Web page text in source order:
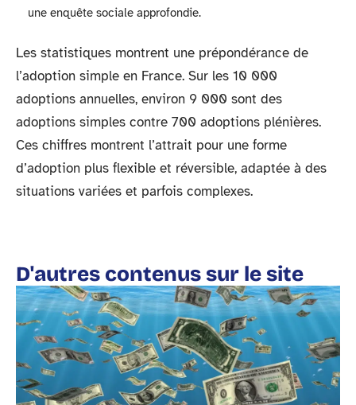
une enquête sociale approfondie.
Les statistiques montrent une prépondérance de
l’adoption simple en France. Sur les 10 000
adoptions annuelles, environ 9 000 sont des
adoptions simples contre 700 adoptions plénières.
Ces chiffres montrent l’attrait pour une forme
d’adoption plus flexible et réversible, adaptée à des
situations variées et parfois complexes.
D'autres contenus sur le site